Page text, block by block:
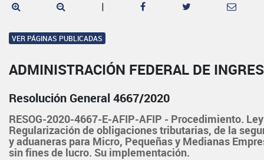
|
VER PÁGINAS PUBLICADAS
ADMINISTRACIÓN FEDERAL DE
Resolución General 4667/2020
RESOG-2020-4667-E-AFIP-AFIP - Procedimiento.
Regularización de obligaciones tributarias, de la
y aduaneras para Micro, Pequeñas y Medianas
sin fines de lucro. Su implementación.